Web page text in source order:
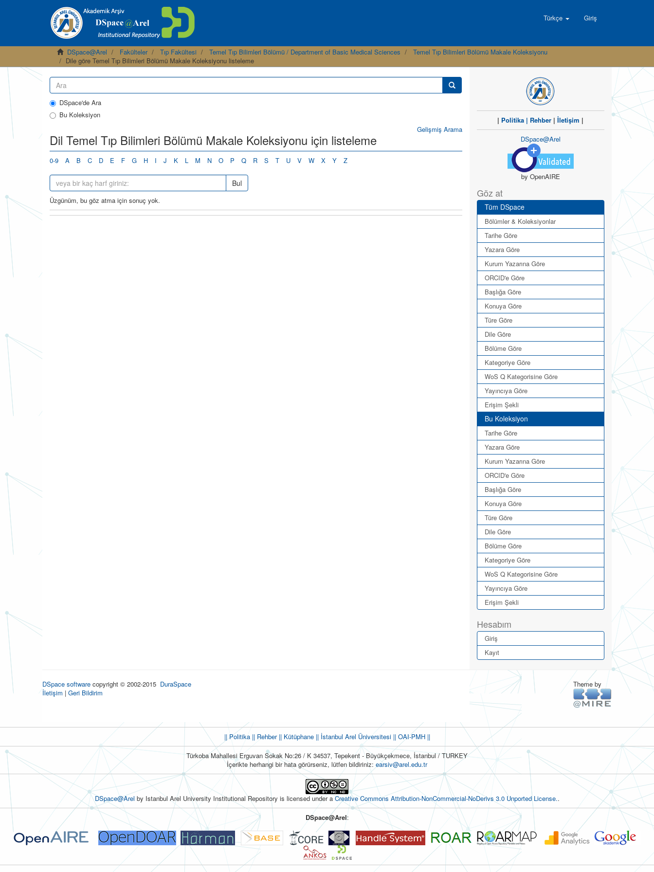
Türkçe Giriş
DSpace@Arel Fakülteler Tıp Fakültesi Temel Tıp Bilimleri Bölümü / Department of Basic Medical Sciences
Temel Tıp Bilimleri Bölümü Makale Koleksiyonu
Dile göre Temel Tıp Bilimleri Bölümü Makale Koleksiyonu listeleme
DSpace'de Ara
Bu Koleksiyon
Gelişmiş Arama
Dil Temel Tıp Bilimleri Bölümü Makale Koleksiyonu için listeleme
0-9 A B C D E F G H I J K L M N O P Q R S T U V W X Y Z
Bul
Üzgünüm, bu göz atma için sonuç yok.
| Politika | Rehber |İletişim |
DSpace@Arel
by OpenAIRE
Göz at
Tüm DSpace
Bölümler & Koleksiyonlar
Tarihe Göre
Yazara Göre
Kurum Yazarına Göre
ORCID'e Göre
Başlığa Göre
Konuya Göre
Türe Göre
Dile Göre
Bölüme Göre
Kategoriye Göre
WoS Q Kategorisine Göre
Yayıncıya Göre
Erişim Şekli
Bu Koleksiyon
Tarihe Göre
Yazara Göre
Kurum Yazarına Göre
ORCID'e Göre
Başlığa Göre
Konuya Göre
Türe Göre
Dile Göre
Bölüme Göre
Kategoriye Göre
WoS Q Kategorisine Göre
Yayıncıya Göre
Erişim Şekli
Hesabım
Giriş
Kayıt
DSpace software copyright © 2002-2015 DuraSpace
İletişim | Geri Bildirim
Theme by
|| Politika|| Rehber|| Kütüphane|| İstanbul Arel Üniversitesi ||OAI-PMH ||
Türkoba Mahallesi Erguvan Sokak No:26 / K 34537, Tepekent - Büyükçekmece, İstanbul / TURKEY
İçerikte herhangi bir hata görürseniz, lütfen bildiriniz: earsiv@arel.edu.tr
DSpace@Arel by Istanbul Arel University Institutional Repository is licensed under aCreative Commons Attribution-NonCommercial-NoDerivs 3.0 Unported License..
DSpace@Arel: